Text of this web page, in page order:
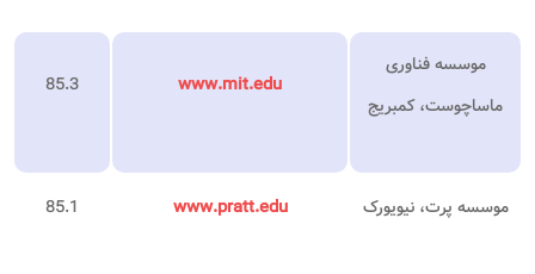
موسسه فناوری
ماساچوست، کمبریج
www.mit.edu
85.3
موسسه پرت، نیویورک www.pratt.edu
85.1